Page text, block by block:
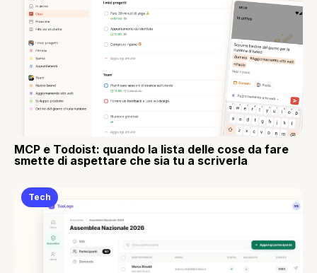
MCP e Todoist: quando la lista delle cose da fare
smette di aspettare che sia tu a scriverla
Tech